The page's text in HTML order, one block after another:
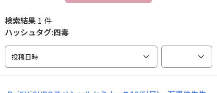
検索結果 1 件
ハッシュタグ:四毒
投稿日時